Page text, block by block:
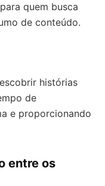
quem busca
de conteúdo.
histórias
de
e proporcionando
entre os